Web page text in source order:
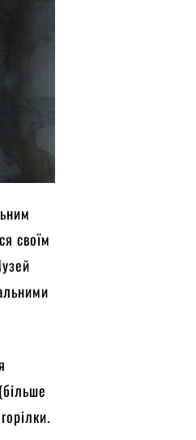
своїм